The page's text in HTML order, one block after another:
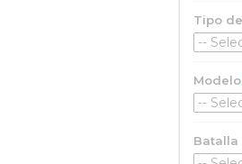
Tipo
Modelo
Batalla